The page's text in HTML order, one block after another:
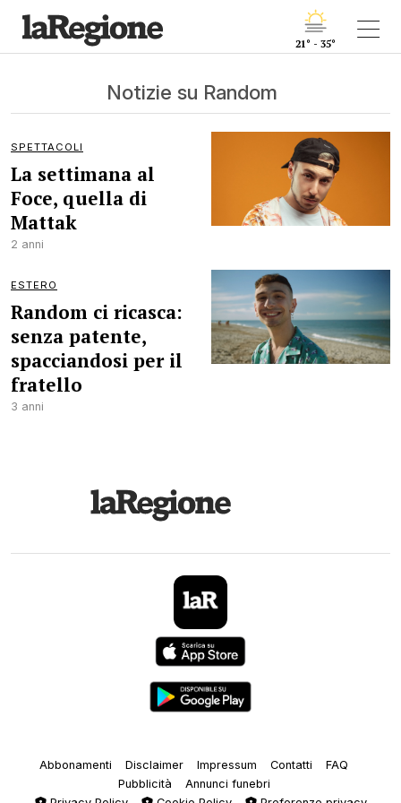
21° - 35°
Notizie su Random
SPETTACOLI
La settimana al
Foce, quella di
Mattak
2 anni
ESTERO
Random ci ricasca:
senza patente,
spacciandosi per il
fratello
3 anni
Abbonamenti Disclaimer Impressum Contatti
FAQ
Pubblicità
Annunci funebri